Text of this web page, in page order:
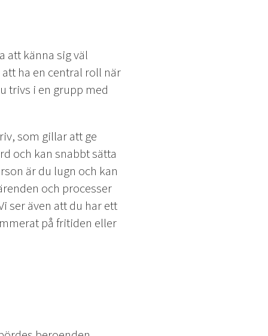
att känna sig väl
ha en central roll när
trivs i en grupp med
som gillar att ge
och kan snabbt sätta
är du lugn och kan
och processer
ser även att du har ett
på fritiden eller